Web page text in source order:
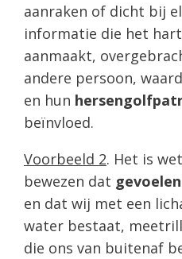
aanraken of dicht bij
informatie die het
aanmaakt,
andere persoon,
en hun
beïnvloed.
Voorbeeld 2. Het is
bewezen dat
en dat wij met een
water bestaat,
die ons van buitenaf